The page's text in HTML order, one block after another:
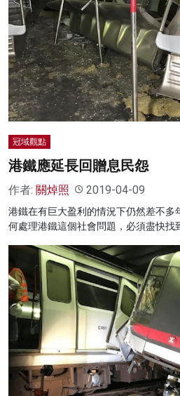
冠域觀點
港鐵應延長回贈息民怨
作者: 關焯照 2019-04-09
港鐵在有巨大盈利的情況下仍然差不多
何處理港鐵這個社會問題，必須盡快找